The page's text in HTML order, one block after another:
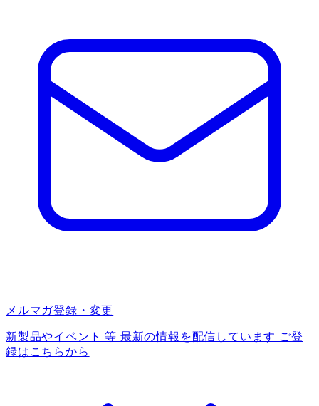
メルマガ登録・変更
新製品やイベント 等 最新の情報を配信しています ご登
録はこちらから